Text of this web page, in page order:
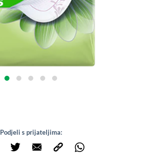
Podjeli s prijateljima: